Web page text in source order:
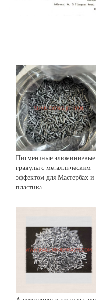
Пигментные алюминиевые
гранулы с металлическим
эффектом для Мастербах и
пластика